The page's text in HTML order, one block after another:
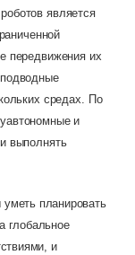
является
передвижения их
средах. По
и
выполнять
планировать
глобальное
и